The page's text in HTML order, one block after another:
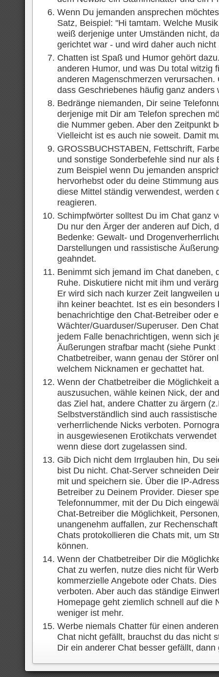
Wenn Du jemanden ansprechen
Satz, Beispiel: "Hi tamtam. Welche
weiß derjenige unter Umständen nicht,
gerichtet war - und wird daher auch nicht
Chatten ist Spaß und Humor gehört
anderen Humor, und was Du total witzig
anderen Magenschmerzen verursachen.
dass Geschriebenes häufig ganz anders
Bedränge niemanden, Dir seine
derjenige mit Dir am Telefon sprechen
die Nummer geben. Aber den Zeitpunkt
Vielleicht ist es auch nie soweit. Damit
GROSSBUCHSTABEN, Fettschrift,
und sonstige Sonderbefehle sind nur als
zum Beispiel wenn Du jemanden
hervorhebst oder du deine Stimmung
diese Mittel ständig verwendest, werden
reagieren.
Schimpfwörter solltest Du im Chat ganz
Du nur den Ärger der anderen auf Dich,
Bedenke: Gewalt- und
Darstellungen und rassistische
geahndet.
Benimmt sich jemand im Chat daneben,
Ruhe. Diskutiere nicht mit ihm und
Er wird sich nach kurzer Zeit langweilen
ihn keiner beachtet. Ist es ein besonders
benachrichtige den Chat-Betreiber oder
Wächter/Guarduser/Superuser. Den
jedem Falle benachrichtigen, wenn sich
Äußerungen strafbar macht (siehe Punkt
Chatbetreiber, wann genau der Störer
welchem Nicknamen er gechattet hat.
Wenn der Chatbetreiber die Möglichkeit
auszusuchen, wähle keinen Nick, der
das Ziel hat, andere Chatter zu ärgern
Selbstverständlich sind auch
verherrlichende Nicks verboten.
in ausgewiesenen Erotikchats
wenn diese dort zugelassen sind.
Gib Dich nicht dem Irrglauben hin, Du
bist Du nicht. Chat-Server schneiden
mit und speichern sie. Über die IP-
Betreiber zu Deinem Provider. Dieser
Telefonnummer, mit der Du Dich
Chat-Betreiber die Möglichkeit,
unangenehm auffallen, zur
Chats protokollieren die Chats mit, um
können.
Wenn der Chatbetreiber Dir die
Chat zu werfen, nutze dies nicht für
kommerzielle Angebote oder Chats.
verboten. Aber auch das ständige
Homepage geht ziemlich schnell auf die
weniger ist mehr.
Werbe niemals Chatter für einen
Chat nicht gefällt, brauchst du das nicht
Dir ein anderer Chat besser gefällt,